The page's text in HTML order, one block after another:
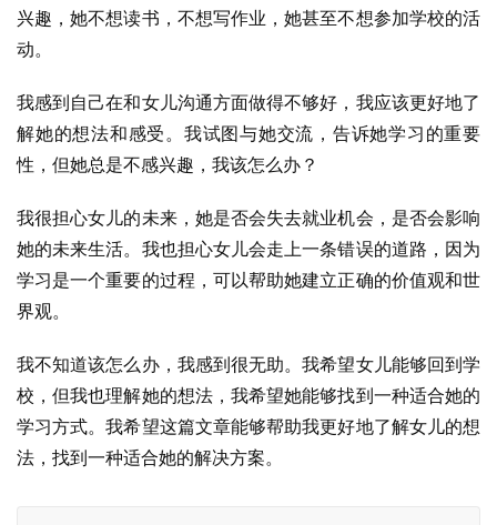
兴趣，她不想读书，不想写作业，她甚至不想参加学校的活
动。
我感到自己在和女儿沟通方面做得不够好，我应该更好地了
解她的想法和感受。我试图与她交流，告诉她学习的重要
性，但她总是不感兴趣，我该怎么办？
我很担心女儿的未来，她是否会失去就业机会，是否会影响
她的未来生活。我也担心女儿会走上一条错误的道路，因为
学习是一个重要的过程，可以帮助她建立正确的价值观和世
界观。
我不知道该怎么办，我感到很无助。我希望女儿能够回到学
校，但我也理解她的想法，我希望她能够找到一种适合她的
学习方式。我希望这篇文章能够帮助我更好地了解女儿的想
法，找到一种适合她的解决方案。